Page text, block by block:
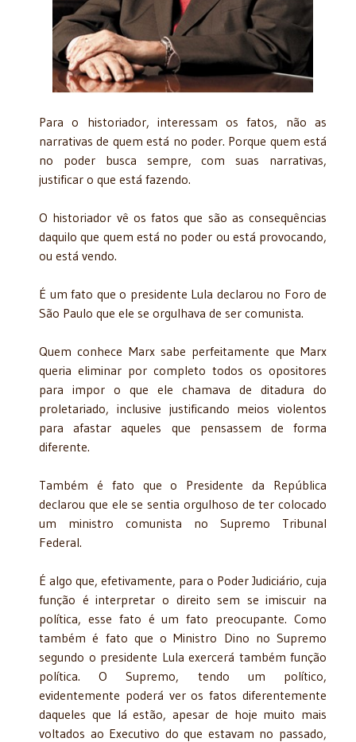
Para o historiador, interessam os fatos, não as
narrativas de quem está no poder. Porque quem está
no poder busca sempre, com suas narrativas,
justificar o que está fazendo.
O historiador vê os fatos que são as consequências
daquilo que quem está no poder ou está provocando,
ou está vendo.
É um fato que o presidente Lula declarou no Foro de
São Paulo que ele se orgulhava de ser comunista.
Quem conhece Marx sabe perfeitamente que Marx
queria eliminar por completo todos os opositores
para impor o que ele chamava de ditadura do
proletariado, inclusive justificando meios violentos
para afastar aqueles que pensassem de forma
diferente.
Também é fato que o Presidente da República
declarou que ele se sentia orgulhoso de ter colocado
um ministro comunista no Supremo Tribunal
Federal.
É algo que, efetivamente, para o Poder Judiciário, cuja
função é interpretar o direito sem se imiscuir na
política, esse fato é um fato preocupante. Como
também é fato que o Ministro Dino no Supremo
segundo o presidente Lula exercerá também função
política. O Supremo, tendo um político,
evidentemente poderá ver os fatos diferentemente
daqueles que lá estão, apesar de hoje muito mais
voltados ao Executivo do que estavam no passado,